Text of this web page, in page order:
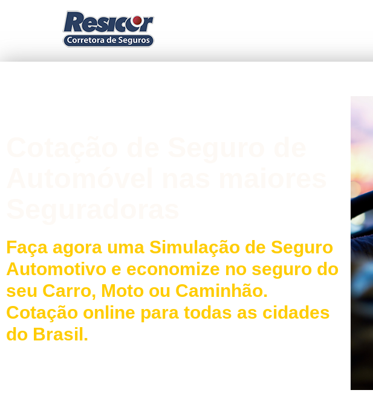
Faça agora uma Simulação de Seguro
Automotivo e economize no seguro do
seu Carro, Moto ou Caminhão.
Cotação online para todas as cidades
do Brasil.